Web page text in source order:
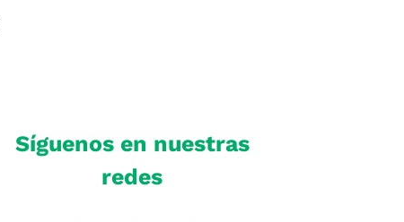
Síguenos en nuestras
redes